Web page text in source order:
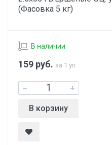
(Фасовка 5 кг)
В наличии
159 руб. за 1 уп.
В корзину